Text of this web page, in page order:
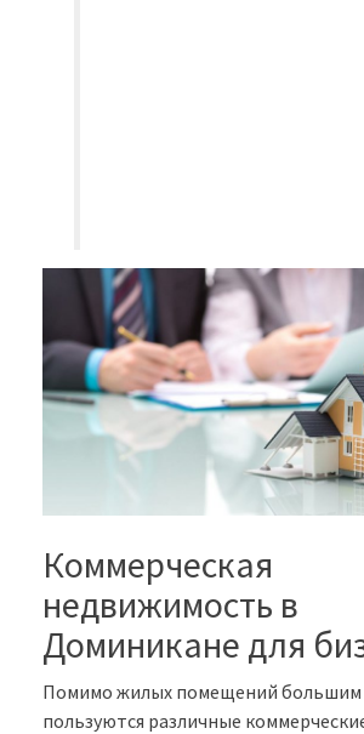
Коммерческая
недвижимость в
Доминикане для
Помимо жилых помещений большим
пользуются различные